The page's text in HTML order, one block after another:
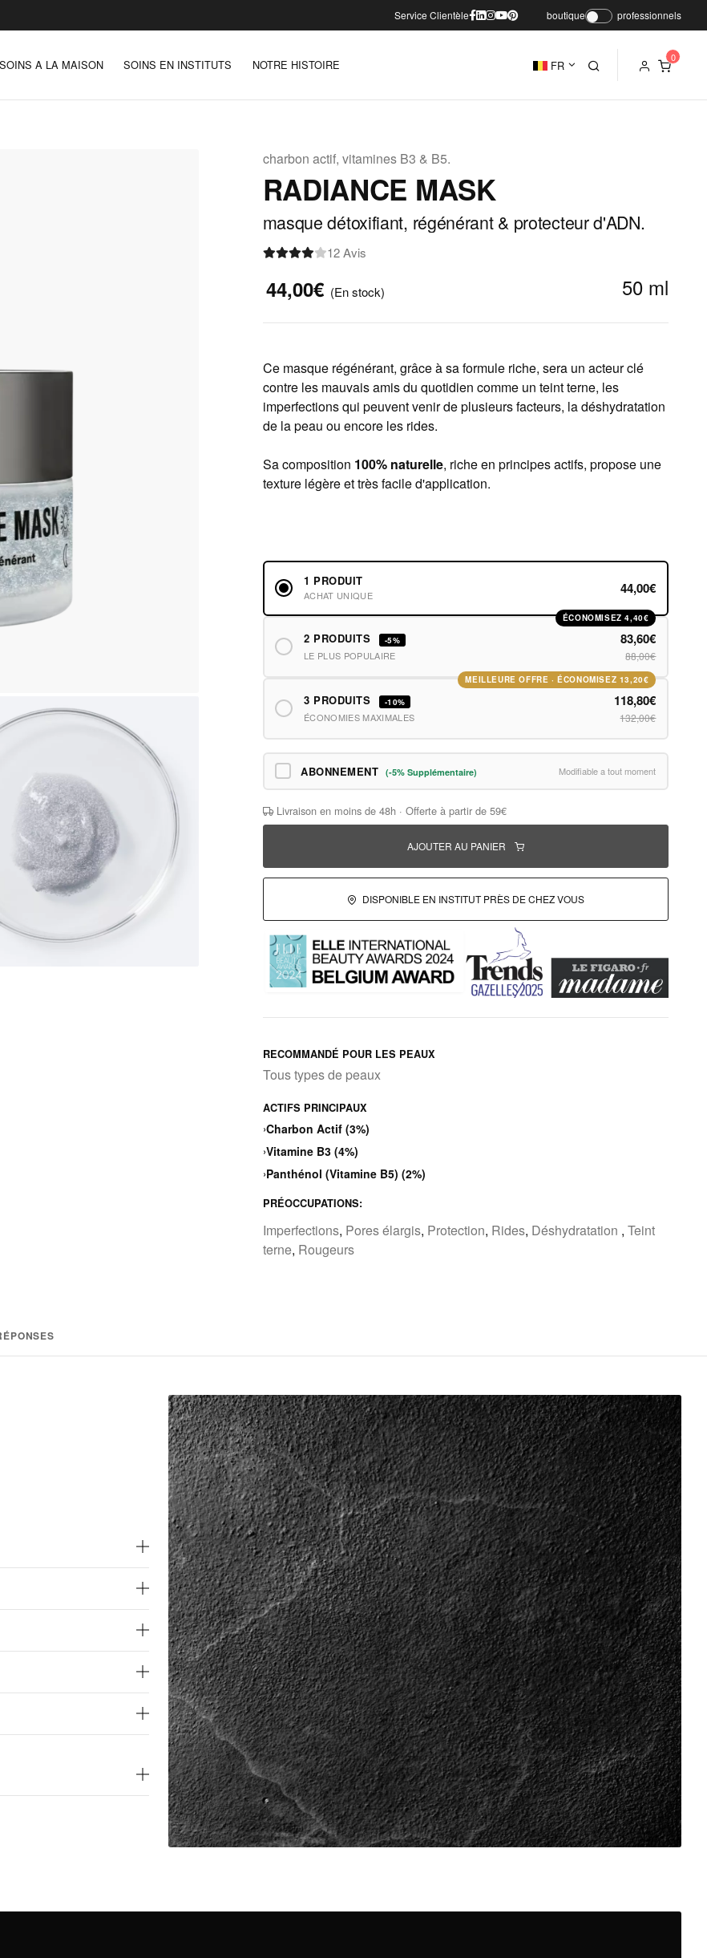
Service Clientèle boutique professionnels
SOINS A LA MAISON SOINS EN INSTITUTS NOTRE HISTOIRE FR
charbon actif, vitamines B3 & B5.
RADIANCE MASK
masque détoxifiant, régénérant & protecteur d'ADN.
12 Avis
44,00€ 50 ml
(En stock)
Ce masque régénérant, grâce à sa formule riche, sera un acteur clé
contre les mauvais amis du quotidien comme un teint terne, les
imperfections qui peuvent venir de plusieurs facteurs, la déshydratation
de la peau ou encore les rides.
Sa composition 100% naturelle, riche en principes actifs, propose une
texture légère et très facile d'application.
1 PRODUIT
ACHAT UNIQUE 44,00€
ÉCONOMISEZ 4,40€
2 PRODUITS -5%
LE PLUS POPULAIRE
83,60€
88,00€
MEILLEURE OFFRE · ÉCONOMISEZ 13,20€
3 PRODUITS -10%
ÉCONOMIES MAXIMALES
118,80€
132,00€
ABONNEMENT (-5% Supplémentaire) Modifiable a tout moment
Livraison en moins de 48h · Offerte à partir de 59€
AJOUTER AU PANIER
DISPONIBLE EN INSTITUT PRÈS DE CHEZ VOUS
RECOMMANDÉ POUR LES PEAUX
Tous types de peaux
ACTIFS PRINCIPAUX
›Charbon Actif (3%)
›Vitamine B3 (4%)
›Panthénol (Vitamine B5) (2%)
PRÉOCCUPATIONS:
Imperfections, Pores élargis, Protection, Rides, Déshydratation , Teint
terne, Rougeurs